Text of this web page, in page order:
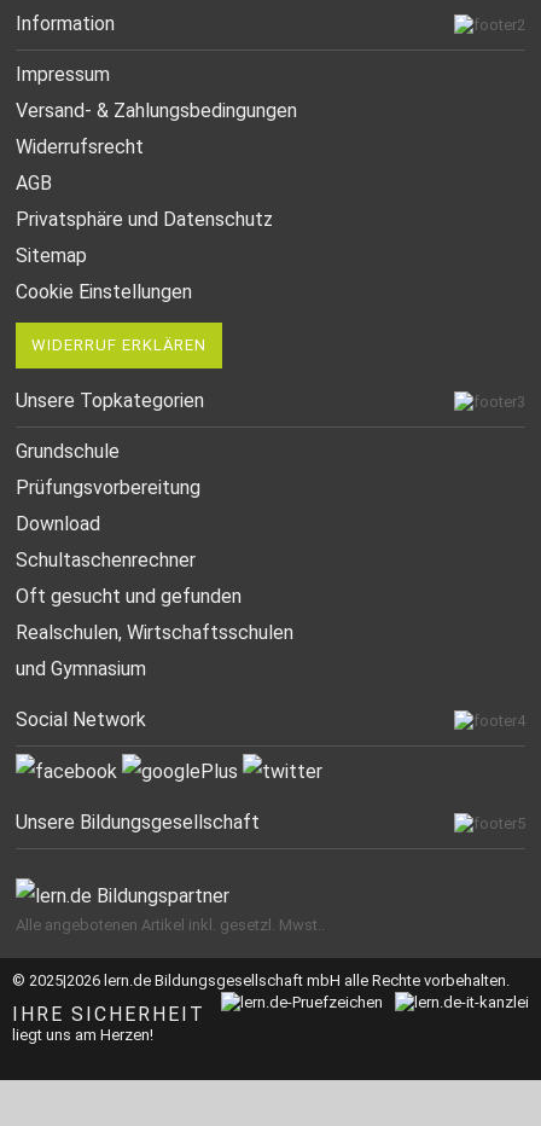
Information
Impressum
Versand- & Zahlungsbedingungen
Widerrufsrecht
AGB
Privatsphäre und Datenschutz
Sitemap
Cookie Einstellungen
WIDERRUF ERKLÄREN
Unsere Topkategorien
Grundschule
Prüfungsvorbereitung
Download
Schultaschenrechner
Oft gesucht und gefunden
Realschulen,Wirtschaftsschulen
und Gymnasium
Social Network
Unsere Bildungsgesellschaft
Alle angebotenen Artikel inkl. gesetzl. Mwst..
© 2025|2026 lern.de Bildungsgesellschaft mbH alle Rechte vorbehalten.
IHRE SICHERHEIT
liegt uns am Herzen!